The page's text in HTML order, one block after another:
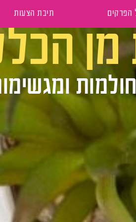
הפרקים תיבת הצעות
מן